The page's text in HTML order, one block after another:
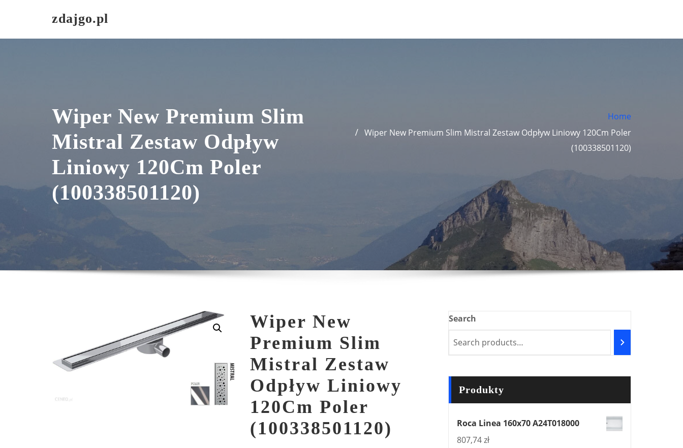
zdajgo.pl
Wiper New Premium Slim
Mistral Zestaw Odpływ
Liniowy 120Cm Poler
(100338501120)
Home
Wiper New Premium Slim Mistral Zestaw Odpływ Liniowy 120Cm Poler
(100338501120)
Wiper New
Premium Slim
Mistral Zestaw
Odpływ Liniowy
120Cm Poler
(100338501120)
Search
Produkty
Roca Linea 160x70 A24T018000
807,74zł